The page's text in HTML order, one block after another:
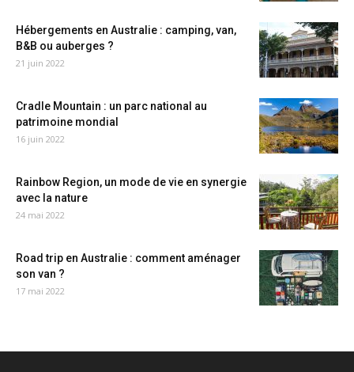
Hébergements en Australie : camping, van,
B&B ou auberges ?
21 juin 2022
Cradle Mountain : un parc national au
patrimoine mondial
16 juin 2022
Rainbow Region, un mode de vie en synergie
avec la nature
24 mai 2022
Road trip en Australie : comment aménager
son van ?
17 mai 2022